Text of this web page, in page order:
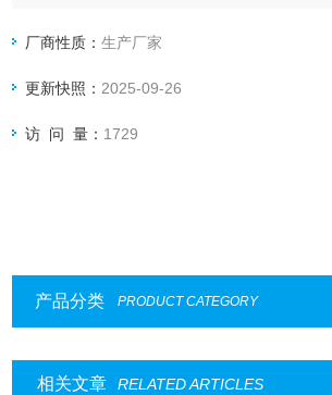
厂商性质：生产厂家
更新快照： 2025-09-26
访 问 量： 1729
产品分类 PRODUCT CATEGORY
相关文章 RELATED ARTICLES